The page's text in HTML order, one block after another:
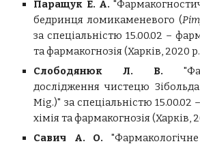
Паращук Е. А."
бедринця ломикаменевого (
за спеціальністю 15.00.02 –
та фармакогнозія (Харків, 2020
Слободянюк Л. В.
дослідження чистецю
Mig.)" за спеціальністю
хімія та фармакогнозія (Харків,
Савич А. О. "